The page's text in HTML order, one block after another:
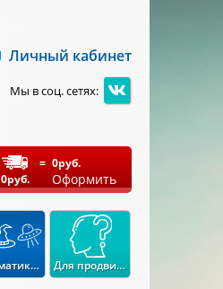
Личный кабинет
Мы в соц. сетях:
0руб.
= 0руб.
Оформить
По тематикам Для продвинутых